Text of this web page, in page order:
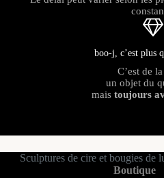
boo-j, c’est plus
C’est de
un objet du
mais toujours
Sculptures de cire et bougies de
Boutique